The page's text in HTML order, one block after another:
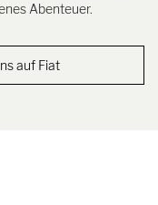
Abenteuer.
auf Fiat